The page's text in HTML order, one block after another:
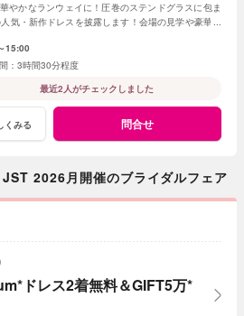
やかなランウェイに！圧巻のステンドグラスに包ま
気・新作ドレスを披露します！会場の見学や豪華試
15:00
3時間30分程度
最近2人がチェックしました
くみる 問合せ
2026月開催のブライダルフェア
ドレス2着無料＆GIFT5万*